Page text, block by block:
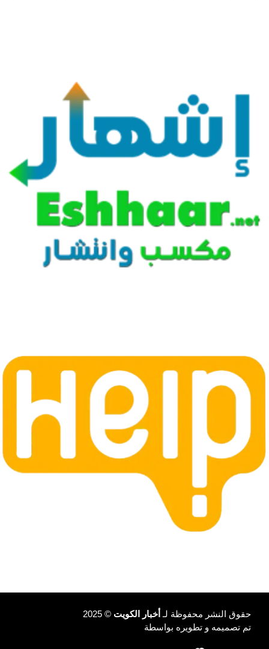
حقوق النشر محفوظة لـ أخبار الكويت © 2025
تم تصميمه و تطويره بواسطة